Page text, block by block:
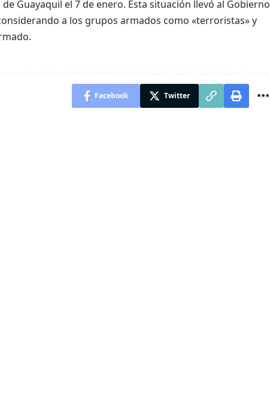
Guayaquil el 7 de enero. Esta situación llevó al Gobierno
a los grupos armados como «terroristas» y
Facebook Twitter